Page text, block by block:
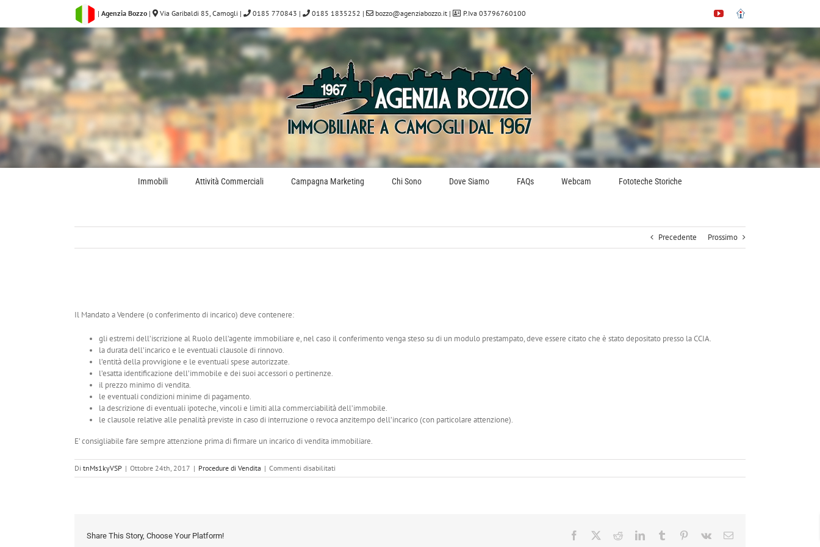
contenuto
| Agenzia Bozzo | Via Garibaldi 85, Camogli | 0185 770843 | 0185 1835252 | bozzo@agenziabozzo.it | P.Iva 03796760100 YouTube
Immobiliare.it
Immobili Attività Commerciali Campagna Marketing Chi Sono Dove Siamo FAQs Webcam Fototeche Storiche
Precedente Prossimo
Il Mandato a Vendere (o conferimento di incarico) deve contenere:
gli estremi dell’iscrizione al Ruolo dell’agente immobiliare e, nel caso il conferimento venga steso su di un modulo prestampato, deve essere citato che è stato depositato presso la CCIA.
la durata dell’incarico e le eventuali clausole di rinnovo.
l’entità della provvigione e le eventuali spese autorizzate.
l’esatta identificazione dell’immobile e dei suoi accessori o pertinenze.
il prezzo minimo di vendita.
le eventuali condizioni minime di pagamento.
la descrizione di eventuali ipoteche, vincoli e limiti alla commerciabilità dell’immobile.
le clausole relative alle penalità previste in caso di interruzione o revoca anzitempo dell’incarico (con particolare attenzione).
E’ consigliabile fare sempre attenzione prima di firmare un incarico di vendita immobiliare.
Di tnMs1kyVSP | Ottobre 24th, 2017 | Procedure di Vendita | Commenti disabilitati
4.2
Share This Story, Choose Your Platform! Facebook RedditLinkedInTumblr Pinterest
Vk Email